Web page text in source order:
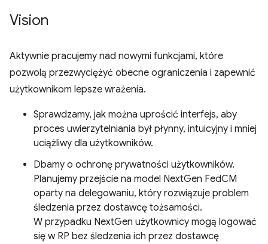
Vision
Aktywnie pracujemy nad nowymi funkcjami, które
pozwolą przezwyciężyć obecne ograniczenia i zapewnić
użytkownikom lepsze wrażenia.
Sprawdzamy, jak można uprościć interfejs, aby
proces uwierzytelniania był płynny, intuicyjny i mniej
uciążliwy dla użytkowników.
Dbamy o ochronę prywatności użytkowników.
Planujemy przejście na model NextGen FedCM
oparty na delegowaniu, który rozwiązuje problem
śledzenia przez dostawcę tożsamości.
W przypadku NextGen użytkownicy mogą logować
się w RP bez śledzenia ich przez dostawcę